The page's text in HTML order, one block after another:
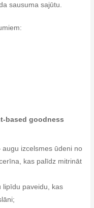
sausuma sajūtu.
based goodness
izcelsmes ūdeni no
kas palīdz mitrināt
paveidu, kas